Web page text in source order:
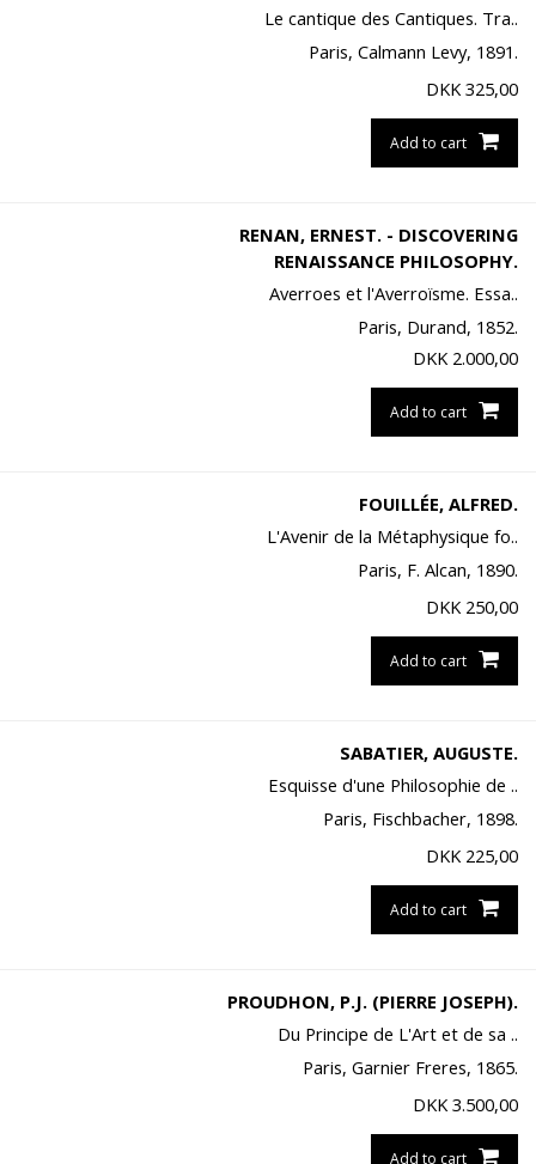
Le cantique des Cantiques. Tra..
Paris, Calmann Levy, 1891.
DKK 325,00
Add to cart
RENAN, ERNEST. - DISCOVERING
RENAISSANCE PHILOSOPHY.
Averroes et l'Averroïsme. Essa..
Paris, Durand, 1852.
DKK 2.000,00
Add to cart
FOUILLÉE, ALFRED.
L'Avenir de la Métaphysique fo..
Paris, F. Alcan, 1890.
DKK 250,00
Add to cart
SABATIER, AUGUSTE.
Esquisse d'une Philosophie de ..
Paris, Fischbacher, 1898.
DKK 225,00
Add to cart
PROUDHON, P.J. (PIERRE JOSEPH).
Du Principe de L'Art et de sa ..
Paris, Garnier Freres, 1865.
DKK 3.500,00
Add to cart